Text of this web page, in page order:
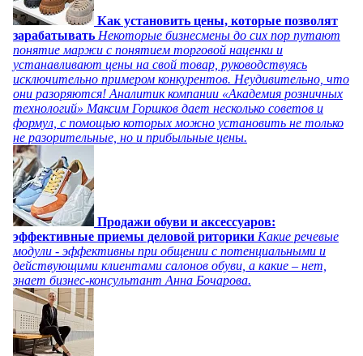
Как установить цены, которые позволят
зарабатывать Некоторые бизнесмены до сих пор путают
понятие маржи с понятием торговой наценки и
устанавливают цены на свой товар, руководствуясь
исключительно примером конкурентов. Неудивительно, что
они разоряются! Аналитик компании «Академия розничных
технологий» Максим Горшков дает несколько советов и
формул, с помощью которых можно установить не только
не разорительные, но и прибыльные цены.
Продажи обуви и аксессуаров:
эффективные приемы деловой риторики Какие речевые
модули - эффективны при общении с потенциальными и
действующими клиентами салонов обуви, а какие – нет,
знает бизнес-консультант Анна Бочарова.